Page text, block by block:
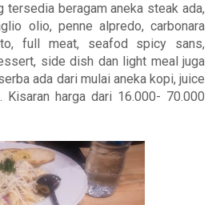
tersedia beragam aneka steak ada,
olio, penne alpredo, carbonara
full meat, seafod spicy sans,
side dish dan light meal juga
ada dari mulai aneka kopi, juice
Kisaran harga dari 16.000- 70.000